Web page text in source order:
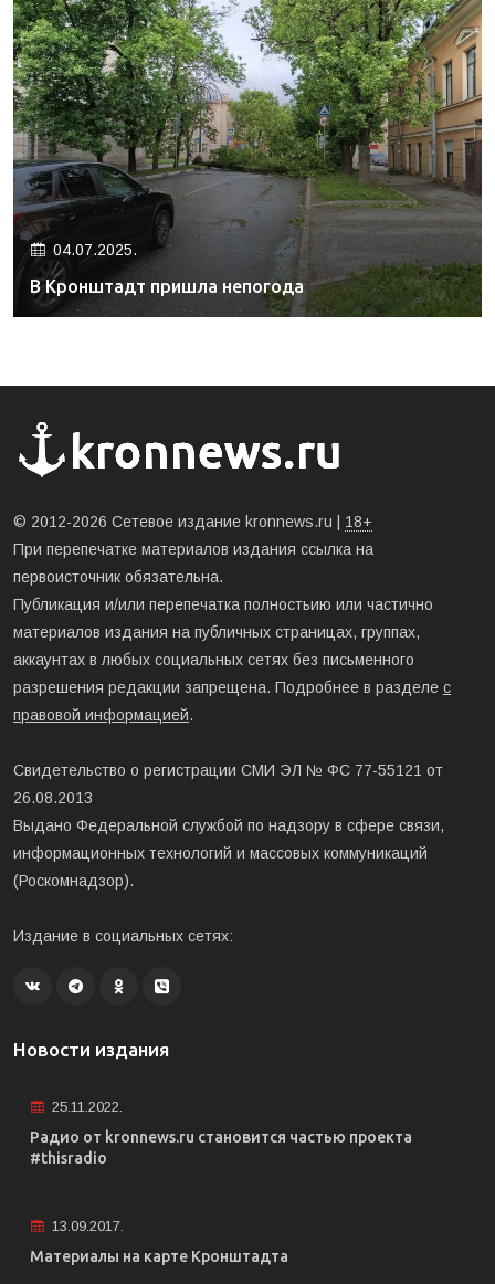
04.07.2025.
В Кронштадт пришла непогода
© 2012-2026 Сетевое издание kronnews.ru | 18+
При перепечатке материалов издания ссылка на
первоисточник обязательна.
Публикация и/или перепечатка полностьию или частично
материалов издания на публичных страницах, группах,
аккаунтах в любых социальных сетях без письменного
разрешения редакции запрещена. Подробнее в разделе с
правовой информацией.
Свидетельство о регистрации СМИ ЭЛ № ФС 77-55121 от
26.08.2013
Выдано Федеральной службой по надзору в сфере связи,
информационных технологий и массовых коммуникаций
(Роскомнадзор).
Издание в социальных сетях:
Новости издания
25.11.2022.
Радио от kronnews.ru становится частью проекта
#thisradio
13.09.2017.
Материалы на карте Кронштадта